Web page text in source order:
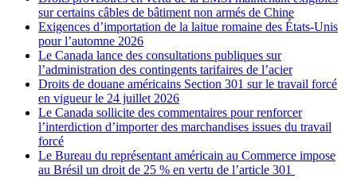
sur certains câbles de bâtiment non armés de Chine
Exigences d’importation de la laitue romaine des États-Unis
pour l’automne 2026
Le Canada lance des consultations publiques sur
l’administration des contingents tarifaires de l’acier
Droits de douane américains Section 301 sur le travail forcé
en vigueur le 24 juillet 2026
Le Canada sollicite des commentaires pour renforcer
l’interdiction d’importer des marchandises issues du travail
forcé
Le Bureau du représentant américain au Commerce impose
au Brésil un droit de 25 % en vertu de l’article 301